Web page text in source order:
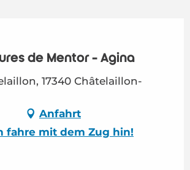
de Mentor - Agina
17340 Châtelaillon-
Anfahrt
fahre mit dem Zug hin!